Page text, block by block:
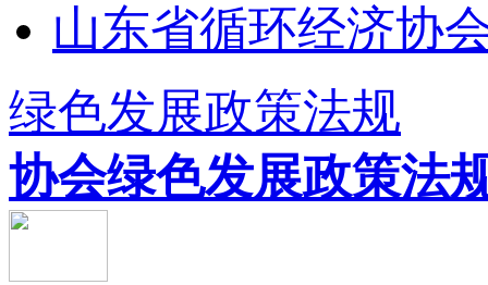
山东省循环经济协
绿色发展政策法规
协会绿色发展政策法